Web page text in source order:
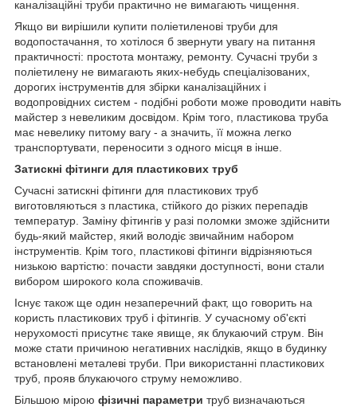
каналізаційні труби практично не вимагають чищення.
Якщо ви вирішили купити поліетиленові труби для
водопостачання, то хотілося б звернути увагу на питання
практичності: простота монтажу, ремонту. Сучасні труби з
поліетилену не вимагають яких-небудь спеціалізованих,
дорогих інструментів для збірки каналізаційних і
водопровідних систем - подібні роботи може проводити навіть
майстер з невеликим досвідом. Крім того, пластикова труба
має невелику питому вагу - а значить, її можна легко
транспортувати, переносити з одного місця в інше.
Затискні фітинги для пластикових труб
Сучасні затискні фітинги для пластикових труб
виготовляються з пластика, стійкого до різких перепадів
температур. Заміну фітингів у разі поломки зможе здійснити
будь-який майстер, який володіє звичайним набором
інструментів. Крім того, пластикові фітинги відрізняються
низькою вартістю: почасти завдяки доступності, вони стали
вибором широкого кола споживачів.
Існує також ще один незаперечний факт, що говорить на
користь пластикових труб і фітингів. У сучасному об'єкті
нерухомості присутнє таке явище, як блукаючий струм. Він
може стати причиною негативних наслідків, якщо в будинку
встановлені металеві труби. При використанні пластикових
труб, прояв блукаючого струму неможливо.
Більшою мірою фізичні параметри труб визначаються